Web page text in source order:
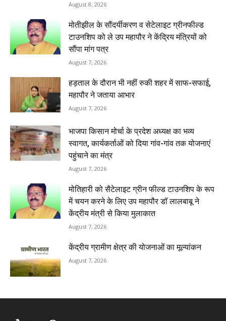
August 8, 2026
मोतीझील के सौंदर्यीकरण व सेटेलाइट ग्रीनफील्ड
टाउनशिप को ले उप महापौर ने केंद्रिय मंत्रियों को
सौंपा मांग पत्र
August 7, 2026
हड़ताल के दौरान भी नहीं रुकी शहर में साफ-सफाई,
महापौर ने जताया आभार
August 7, 2026
भाजपा किसान मोर्चा के प्रदेश अध्यक्ष का भव्य
स्वागत, कार्यकर्ताओं को दिया गांव-गांव तक योजनाएं
पहुंचाने का मंत्र
August 7, 2026
मोतिहारी को सैटेलाइट ग्रीन फील्ड टाउनशिप के रूप
में चयन करने के लिए उप महापौर डॉ लालबाबू ने
केंद्रीय मंत्री से किया मुलाकात
August 7, 2026
केंद्रीय ग्रामीण क्षेत्र की योजनाओं का मूल्यांकन
August 7, 2026